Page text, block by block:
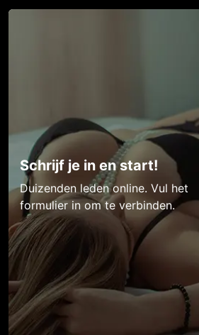
Schrijf je in en start!
Duizenden leden online. Vul het
formulier in om te verbinden.